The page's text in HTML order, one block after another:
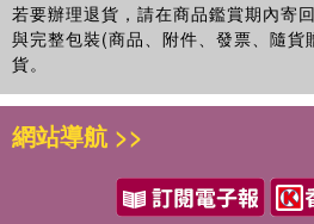
若要辦理退貨，請在商品鑑賞期內寄
與完整包裝(商品、附件、發票、隨貨
貨。
網站導航 >>